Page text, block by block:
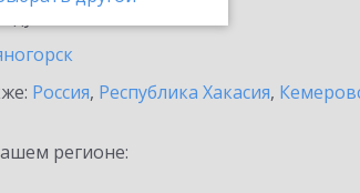
Россия, Республика Хакасия,
регионе: